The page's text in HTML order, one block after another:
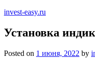
invest-easy.ru
Установка
Posted on 1 июня, 2022 by